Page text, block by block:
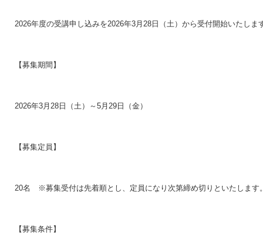
2026年度の受講申し込みを2026年3月28日（土）から受付開始いたしま
【募集期間】
2026年3月28日（土）～5月29日（金）
【募集定員】
20名 ※募集受付は先着順とし、定員になり次第締め切りといたします
【募集条件】